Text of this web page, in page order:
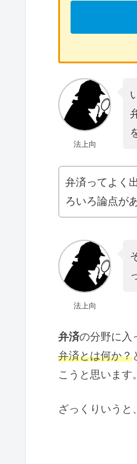
法上向
弁済ってよく
ろいろ論点が
法上向
弁済の分野に入
弁済とは何か？
こうと思います。
ざっくりいうと